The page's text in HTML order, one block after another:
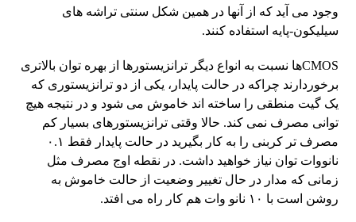
وجود می آید که از آنها در همین شکل سنتی تراشه های
سیلیکون-پایه استفاده کنند.
CMOSها نسبت به انواع دیگر ترانزیستورها از بهره توان بالاتری
برخوردارند چراکه در حالت پایدار، یکی از دو ترانزیستوری که
یک گیت منطقی را ساخته اند خاموش می شود و در نتیجه هیچ
توانی مصرف نمی کند. حالا وقتی ترانزیستورهای بسیار کم
مصرف تر کربنی را به کار بگیرید در حالت پایدار فقط ۰.۱
نانووات توان نیاز خواهید داشت. در نقطه اوج مصرف مثل
زمانی که مدار در حال تغییر وضعیت از حالت خاموش به
روشن است با ۱۰ نانو وات هم کار راه می افتد.